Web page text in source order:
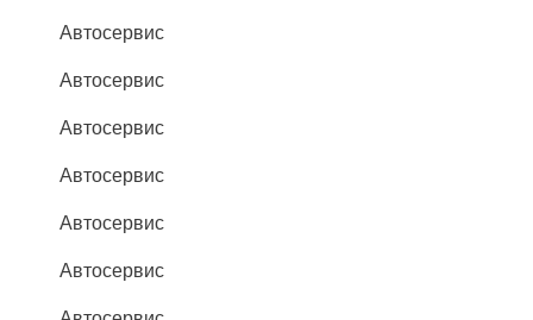
Автосервис
Автосервис
Автосервис
Автосервис
Автосервис
Автосервис